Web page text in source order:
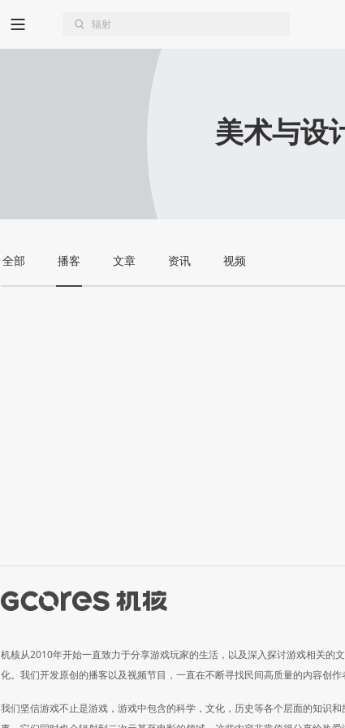
美术与设
全部 播客 文章 资讯 视频
机核从2010年开始一直致力于分享游戏玩家的生活，以及深入探讨游戏相关的文
化。我们开发原创的播客以及视频节目，一直在不断寻找民间高质量的内容创作
我们坚信游戏不止是游戏，游戏中包含的科学，文化，历史等各个层面的知识和